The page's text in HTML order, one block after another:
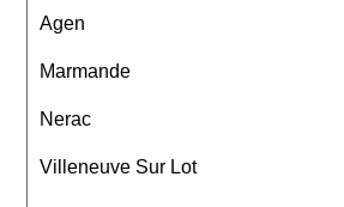
Agen
Marmande
Nerac
Villeneuve Sur Lot